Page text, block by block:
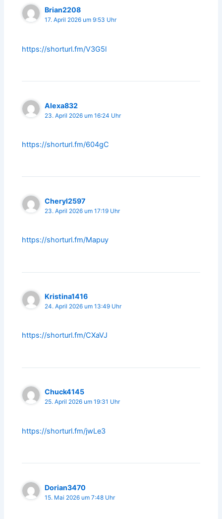
Brian2208
17. April 2026 um 9:53 Uhr
https://shorturl.fm/V3G5l
Alexa832
23. April 2026 um 16:24 Uhr
https://shorturl.fm/604gC
Cheryl2597
23. April 2026 um 17:19 Uhr
https://shorturl.fm/Mapuy
Kristina1416
24. April 2026 um 13:49 Uhr
https://shorturl.fm/CXaVJ
Chuck4145
25. April 2026 um 19:31 Uhr
https://shorturl.fm/jwLe3
Dorian3470
15. Mai 2026 um 7:48 Uhr